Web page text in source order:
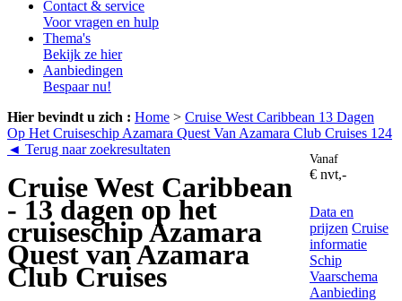
Contact & service
Voor vragen en hulp
Thema's
Bekijk ze hier
Aanbiedingen
Bespaar nu!
Hier bevindt u zich : Home > Cruise West Caribbean 13 Dagen
Op Het Cruiseschip Azamara Quest Van Azamara Club Cruises 124
◄ Terug naar zoekresultaten
Cruise West Caribbean
- 13 dagen op het
cruiseschip Azamara
Quest van Azamara
Club Cruises
Vanaf
€ nvt,-
Data en
prijzen Cruise
informatie
Schip
Vaarschema
Aanbieding